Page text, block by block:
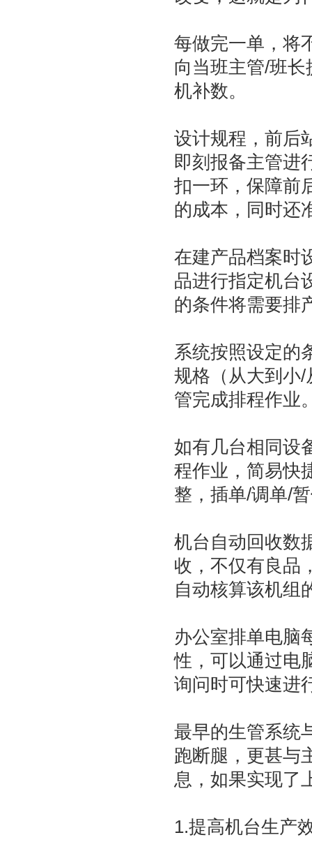
每做完一单，将
向当班主管/班
机补数。
设计规程，前后
即刻报备主管进
扣一环，保障前
的成本，同时还
在建产品档案时
品进行指定机台
的条件将需要排
系统按照设定的
规格（从大到小
管完成排程作业
如有几台相同设
程作业，简易快
整，插单/调单/
机台自动回收数
收，不仅有良品
自动核算该机组
办公室排单电脑
性，可以通过电
询问时可快速进
最早的生管系统
跑断腿，更甚与
息，如果实现了
1.提高机台生产